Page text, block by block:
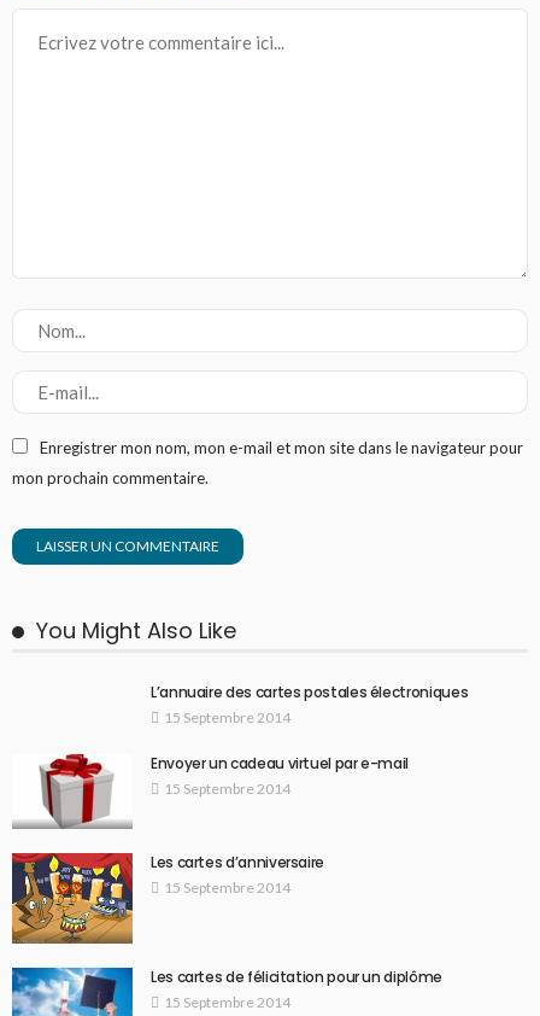
Enregistrer mon nom, mon e-mail et mon site dans le navigateur pour
mon prochain commentaire.
You Might Also Like
L’annuaire des cartes postales électroniques
15 Septembre 2014
Envoyer un cadeau virtuel par e-mail
15 Septembre 2014
Les cartes d’anniversaire
15 Septembre 2014
Les cartes de félicitation pour un diplôme
15 Septembre 2014